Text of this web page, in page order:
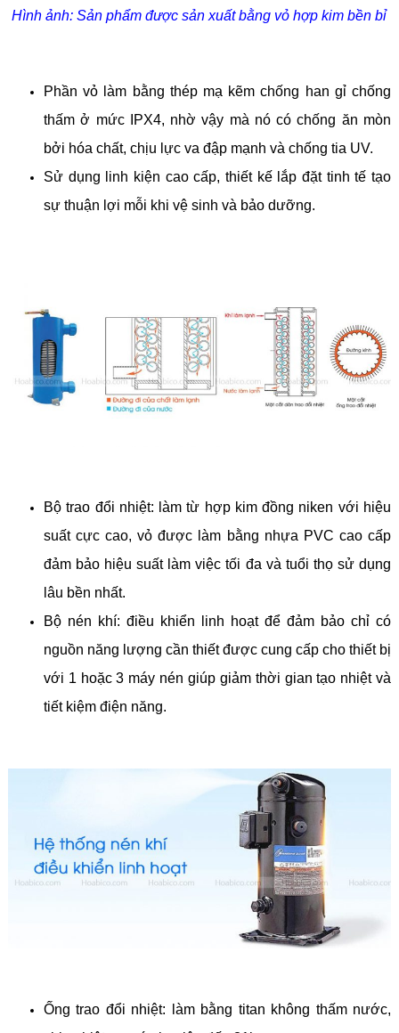
Hình ảnh: Sản phẩm được sản xuất bằng vỏ hợp kim bền bỉ
Phần vỏ làm bằng thép mạ kẽm chống han gỉ chống
thấm ở mức IPX4, nhờ vậy mà nó có chống ăn mòn
bởi hóa chất, chịu lực va đập mạnh và chống tia UV.
Sử dụng linh kiện cao cấp, thiết kế lắp đặt tinh tế tạo
sự thuận lợi mỗi khi vệ sinh và bảo dưỡng.
Bộ trao đổi nhiệt: làm từ hợp kim đồng niken với hiệu
suất cực cao, vỏ được làm bằng nhựa PVC cao cấp
đảm bảo hiệu suất làm việc tối đa và tuổi thọ sử dụng
lâu bền nhất.
Bộ nén khí: điều khiển linh hoạt để đảm bảo chỉ có
nguồn năng lượng cần thiết được cung cấp cho thiết bị
với 1 hoặc 3 máy nén giúp giảm thời gian tạo nhiệt và
tiết kiệm điện năng.
Ống trao đổi nhiệt: làm bằng titan không thấm nước,